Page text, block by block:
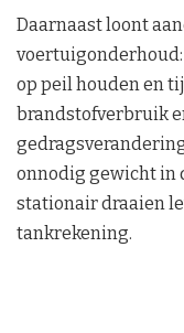
Daarnaast loont
op peil houden en
brandstofverbruik
onnodig gewicht in
stationair draaien
tankrekening.